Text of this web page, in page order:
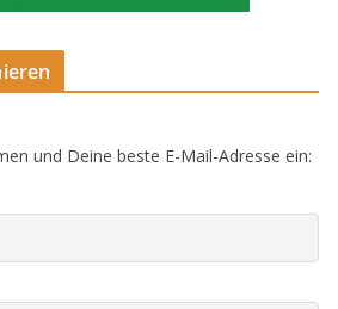
und Deine beste E-Mail-Adresse ein: